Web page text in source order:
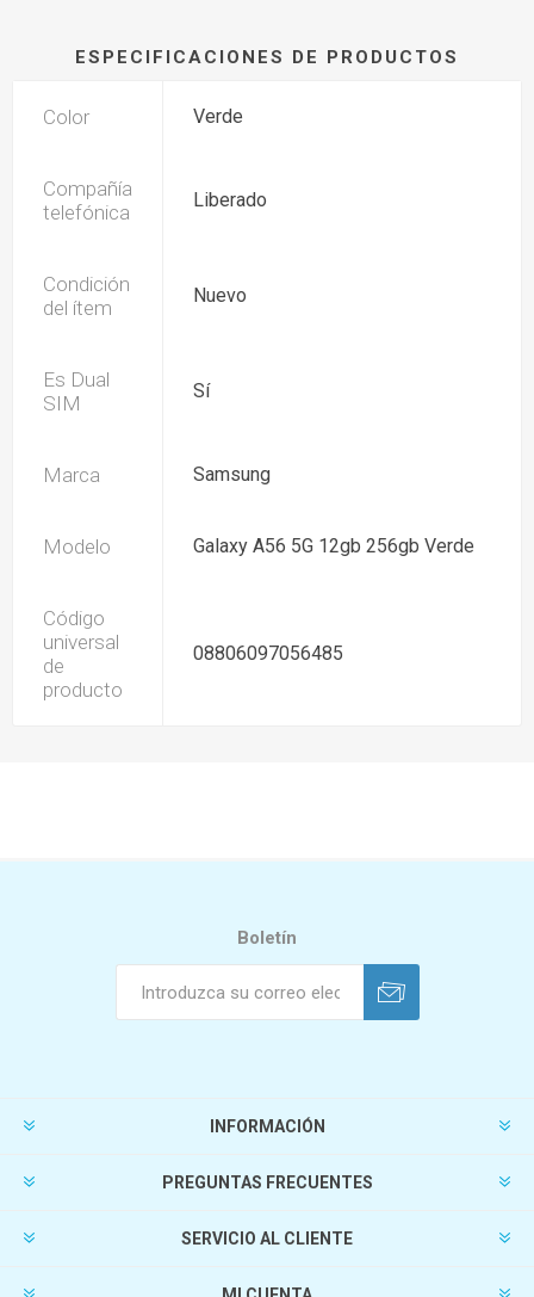
ESPECIFICACIONES DE PRODUCTOS
Color Verde
Compañía
telefónica
Liberado
Condición
del ítem
Nuevo
Es Dual
SIM
Sí
Marca Samsung
Modelo Galaxy A56 5G 12gb 256gb Verde
Código
universal
de
producto
08806097056485
Boletín
INFORMACIÓN
PREGUNTAS FRECUENTES
SERVICIO AL CLIENTE